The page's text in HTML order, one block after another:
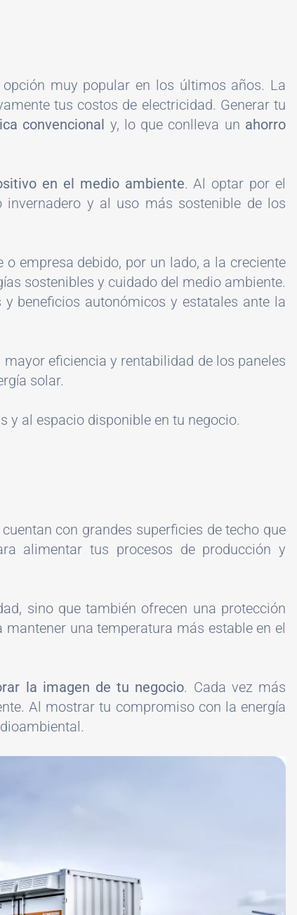
muy popular en los últimos años. La
tus costos de electricidad. Generar tu
convencional y, lo que conlleva un ahorro
en el medio ambiente. Al optar por el
y al uso más sostenible de los
empresa debido, por un lado, a la creciente
sostenibles y cuidado del medio ambiente.
beneficios autonómicos y estatales ante la
eficiencia y rentabilidad de los paneles
solar.
y al espacio disponible en tu negocio.
con grandes superficies de techo que
alimentar tus procesos de producción y
sino que también ofrecen una protección
una temperatura más estable en el
la imagen de tu negocio. Cada vez más
Al mostrar tu compromiso con la energía